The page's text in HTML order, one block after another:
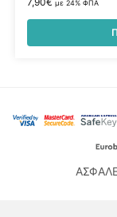
με 24% ΦΠΑ